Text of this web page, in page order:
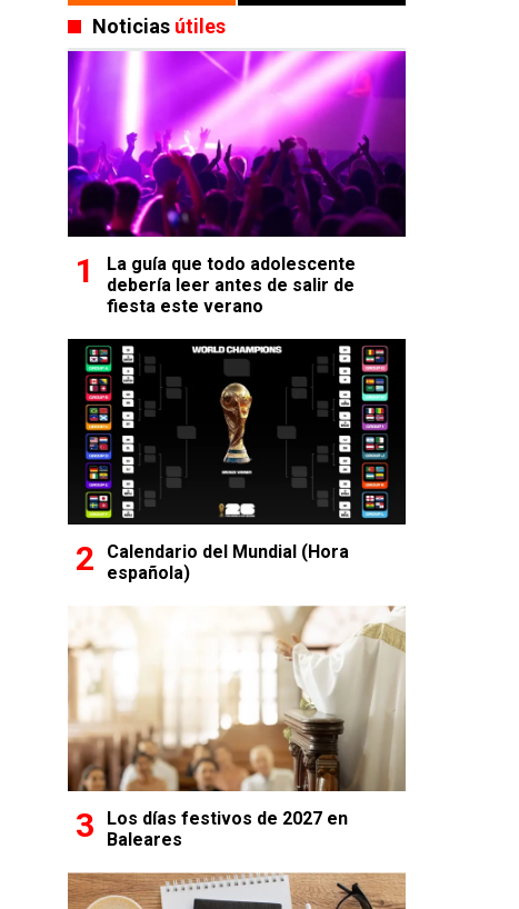
Noticias útiles
La guía que todo adolescente
debería leer antes de salir de
fiesta este verano
Calendario del Mundial (Hora
española)
Los días festivos de 2027 en
Baleares